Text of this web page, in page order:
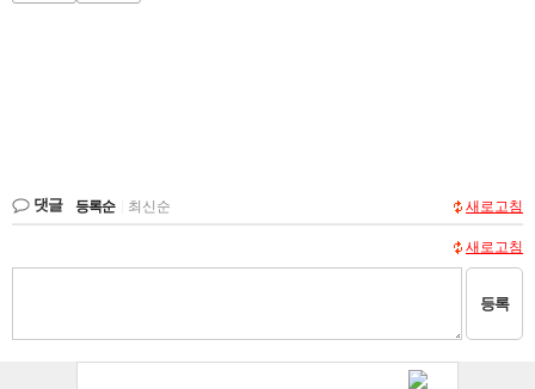
댓글 등록순 최신순 새로고침
새로고침
등록